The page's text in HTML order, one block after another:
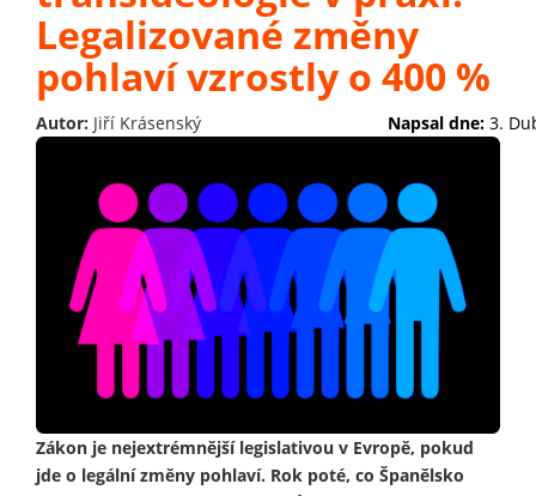
Legalizované změny
pohlaví vzrostly o 400 %
Autor: Jiří Krásenský Napsal dne: 3.
Zákon je nejextrémnější legislativou v Evropě, pokud
jde o legální změny pohlaví. Rok poté, co Španělsko